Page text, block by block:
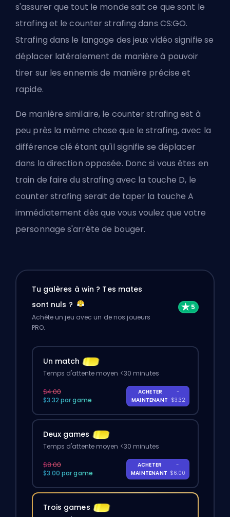
s'assurer que tout le monde sait ce que sont le
strafing et le counter strafing dans CS:GO.
Strafing dans le langage des jeux vidéo signifie se
déplacer latéralement de manière à pouvoir
tirer sur les ennemis de manière précise et
rapide.
De manière similaire, le counter strafing est à
peu près la même chose que le strafing, avec la
différence clé étant qu'il signifie se déplacer
dans la direction opposée. Donc si vous êtes en
train de faire du strafing avec la touche D, le
counter strafing serait de taper la touche A
immédiatement dès que vous voulez que votre
personnage s'arrête de bouger.
Tu galères à win ? Tes mates
sont nuls ?
Achète un jeu avec un de nos joueurs
PRO.
Un match
Temps d'attente moyen <30 minutes
$4.00
$3.32 par game
ACHETER
MAINTENANT
-
$3.32
Deux games
Temps d'attente moyen <30 minutes
$8.00
$3.00 par game
ACHETER
MAINTENANT
-
$6.00
Trois games